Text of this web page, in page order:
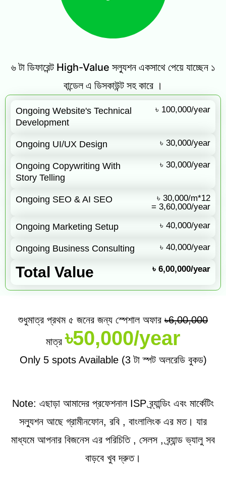
৬ টা ডিফারেন্ট High-Value সল্যুশন একসাথে পেয়ে যাচ্ছেন ১
বান্ডেল এ ডিসকাউন্ট সহ কারে ।
Ongoing Website's Technical
Development
৳ 100,000/year
Ongoing UI/UX Design ৳ 30,000/year
Ongoing Copywriting With
Story Telling
৳ 30,000/year
Ongoing SEO & AI SEO
৳ 30,000/m*12
= 3,60,000/year
Ongoing Marketing Setup ৳ 40,000/year
Ongoing Business Consulting ৳ 40,000/year
Total Value ৳ 6,00,000/year
শুধুমাত্র প্রথম ৫ জনের জন্য স্পেশাল অফার ৳6,00,000
মাত্র৳50,000/year
Only 5 spots Available (3 টা স্পট অলরেডি বুকড)
Note: এছাড়া আমাদের প্রফেশনাল ISP ব্র্যান্ডিং এবং মার্কেটিং
সল্যুশন আছে গ্রামীনফোন, রবি , বাংলালিংক এর মত। যার
মাধ্যমে আপনার বিজনেস এর পরিচিতি , সেলস , ব্র্যান্ড ভ্যালু সব
বাড়বে খুব দ্রুত।